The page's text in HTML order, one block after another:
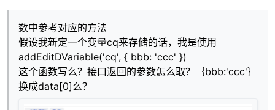
数中参考对应的方法
假设我新定一个变量cq来存储的话，我是使用
addEditDVariable('cq', { bbb: 'ccc' })
这个函数写么？接口返回的参数怎么取？｛bbb:'ccc'｝
换成data[0]么？